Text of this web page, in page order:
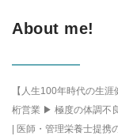
About me!
【人生100年時代の生
桁営業 ▶ 極度の体調不
| 医師・管理栄養士提